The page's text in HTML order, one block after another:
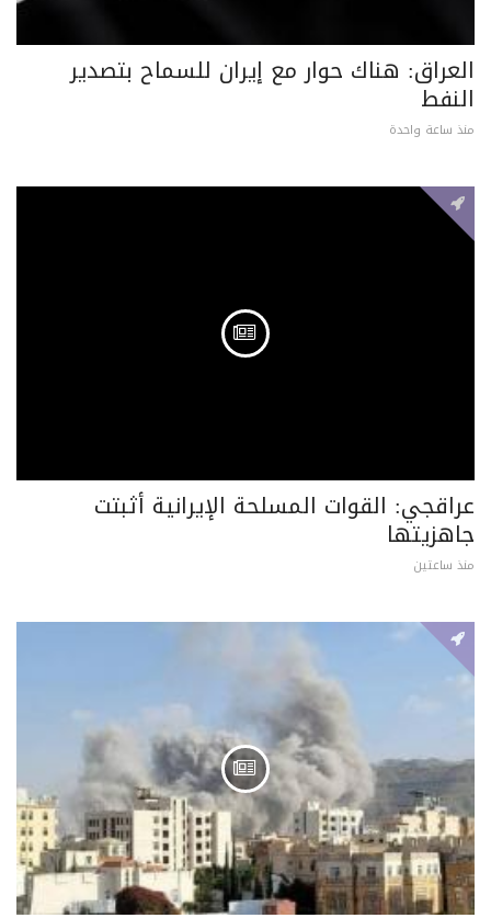
العراق: هناك حوار مع إيران للسماح بتصدير
النفط
منذ ساعة واحدة
عراقجي: القوات المسلحة الإيرانية أثبتت
جاهزيتها
منذ ساعتين